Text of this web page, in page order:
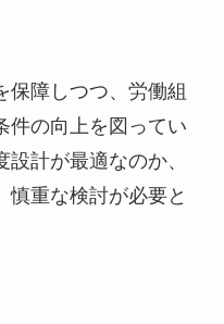
保障しつつ、労働組
件の向上を図ってい
計が最適なのか、
慎重な検討が必要と